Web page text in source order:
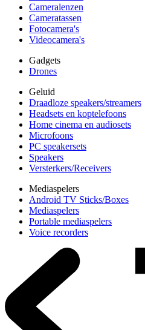
Cameralenzen
Cameratassen
Fotocamera's
Videocamera's
Gadgets
Drones
Geluid
Draadloze speakers/streamers
Headsets en koptelefoons
Home cinema en audiosets
Microfoons
PC speakersets
Speakers
Versterkers/Receivers
Mediaspelers
Android TV Sticks/Boxes
Mediaspelers
Portable mediaspelers
Voice recorders